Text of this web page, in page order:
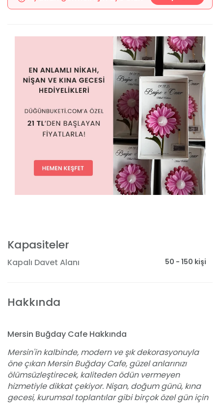
Kapasiteler
Kapalı Davet Alanı 50 - 150 kişi
Hakkında
Mersin Buğday Cafe Hakkında
Mersin'in kalbinde, modern ve şık dekorasyonuyla
öne çıkan Mersin Buğday Cafe, güzel anlarınızı
ölümsüzleştirecek, kaliteden ödün vermeyen
hizmetiyle dikkat çekiyor. Nişan, doğum günü, kına
gecesi, kurumsal toplantılar gibi birçok özel gün için